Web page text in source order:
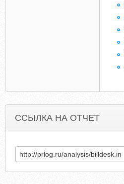
ССЫЛКА НА ОТЧЕТ